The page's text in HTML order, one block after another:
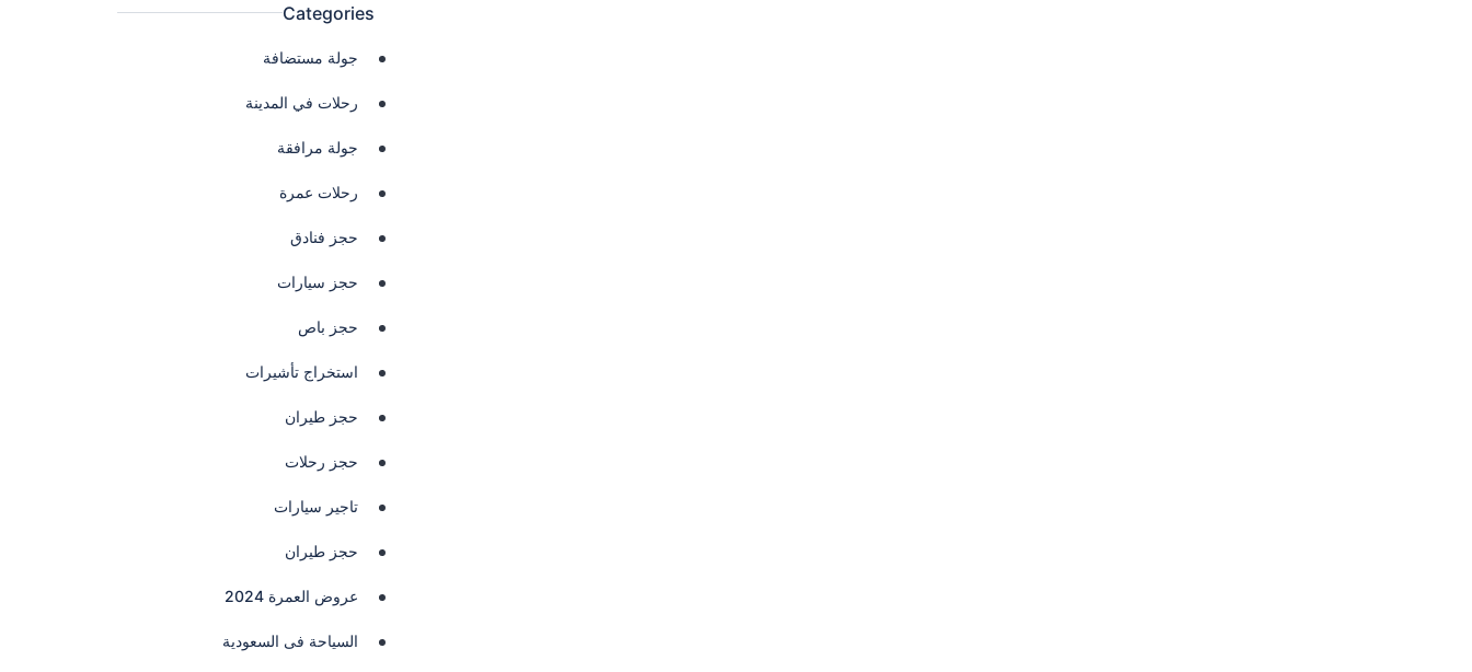
Categories
جولة مستضافة
رحلات في المدينة
جولة مرافقة
رحلات عمرة
حجز فنادق
حجز سيارات
حجز باص
استخراج تأشيرات
حجز طيران
حجز رحلات
تاجير سيارات
حجز طيران
عروض العمرة 2024
السياحة فى السعودية